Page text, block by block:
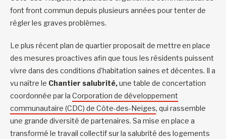
font front commun depuis plusieurs années pour tenter de
régler les graves problèmes.
Le plus récent plan de quartier proposait de mettre en place
des mesures proactives afin que tous les résidents puissent
vivre dans des conditions d’habitation saines et décentes. Il a
vu naître le Chantier salubrité,une table de concertation
coordonnée par la Corporation de développement
communautaire (CDC) de Côte-des-Neiges, qui rassemble
une grande diversité de partenaires. Sa mise en place a
transformé le travail collectif sur la salubrité des logements